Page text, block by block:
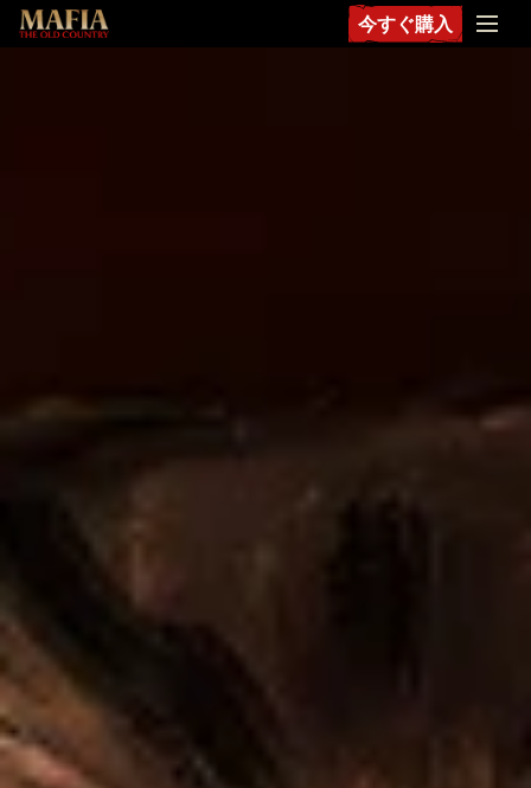
今すぐ購入